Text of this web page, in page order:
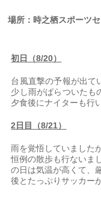
場所：時之栖スポーツ
初日（8/20）
台風直撃の予報が出て
少し雨がぱらついたも
夕食後にナイターも行
2日目（8/21）
雨を覚悟していました
恒例の散歩も行ないま
の日は気温が高くて、
後とたっぷりサッカー